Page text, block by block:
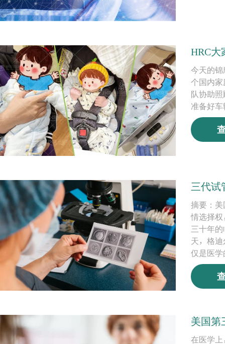
HRC大
今天的锦
个国内家
队协助
准备好
三代试
摘要：美
情选择权
三十年
天，格
仅是医学
美国第
在医学上